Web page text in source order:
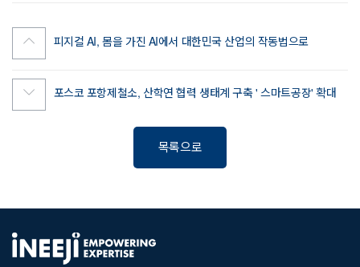
피지컬 AI, 몸을 가진 AI에서 대한민국 산업의 작동법으로
포스코 포항제철소, 산학연 협력 생태계 구축 ' 스마트공장' 확대
목록으로